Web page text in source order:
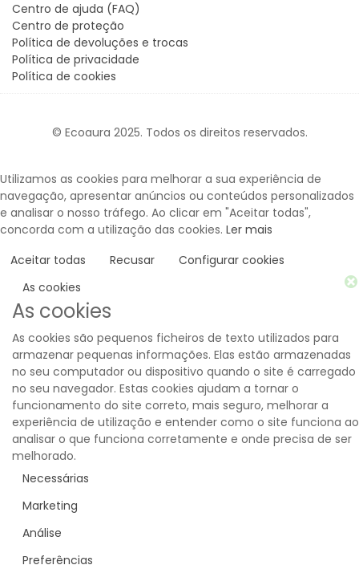
Centro de ajuda (FAQ)
Centro de proteção
Política de devoluções e trocas
Política de privacidade
Política de cookies
© Ecoaura 2025. Todos os direitos reservados.
Utilizamos as cookies para melhorar a sua experiência de
navegação, apresentar anúncios ou conteúdos personalizados
e analisar o nosso tráfego. Ao clicar em "Aceitar todas",
concorda com a utilização das cookies. Ler mais
Aceitar todas
Recusar
Configurar cookies
As cookies
As cookies
As cookies são pequenos ficheiros de texto utilizados para
armazenar pequenas informações. Elas estão armazenadas
no seu computador ou dispositivo quando o site é carregado
no seu navegador. Estas cookies ajudam a tornar o
funcionamento do site correto, mais seguro, melhorar a
experiência de utilização e entender como o site funciona ao
analisar o que funciona corretamente e onde precisa de ser
melhorado.
Necessárias
Marketing
Análise
Preferências